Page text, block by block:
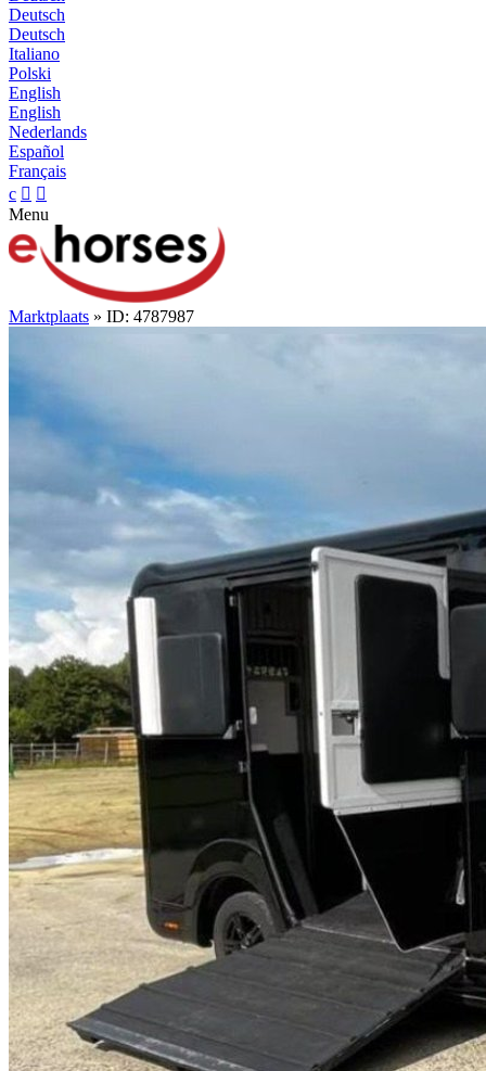
Deutsch
Deutsch
Italiano
Polski
English
English
Nederlands
Español
Français
c  
Menu
Marktplaats » ID: 4787987